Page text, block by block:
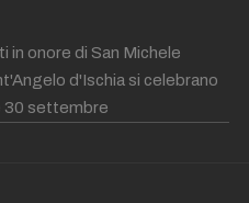
in onore di San Michele
d'Ischia si celebrano
30 settembre